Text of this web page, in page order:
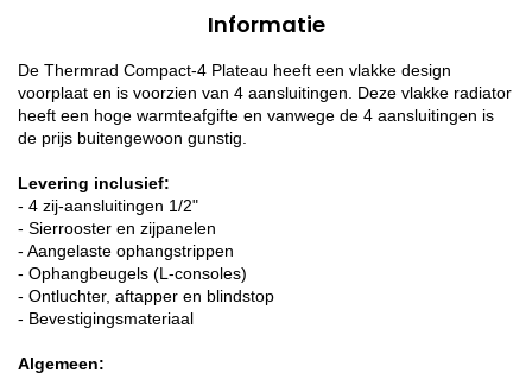
Informatie
De Thermrad Compact-4 Plateau heeft een vlakke design
voorplaat en is voorzien van 4 aansluitingen. Deze vlakke radiator
heeft een hoge warmteafgifte en vanwege de 4 aansluitingen is
de prijs buitengewoon gunstig.
Levering inclusief:
- 4 zij-aansluitingen 1/2"
- Sierrooster en zijpanelen
- Aangelaste ophangstrippen
- Ophangbeugels (L-consoles)
- Ontluchter, aftapper en blindstop
- Bevestigingsmateriaal
Algemeen: